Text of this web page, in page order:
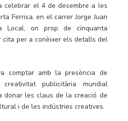
celebrar el 4 de desembre a les
Ferrisa, en el carrer Jorge Juan
Local, on prop de cinquanta
cita per a conèixer els detalls del
comptar amb la presència de
publicitària mundial
donar les claus de la creació de
i de les indústries creatives.